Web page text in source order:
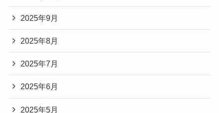
2025年9月
2025年8月
2025年7月
2025年6月
2025年5月